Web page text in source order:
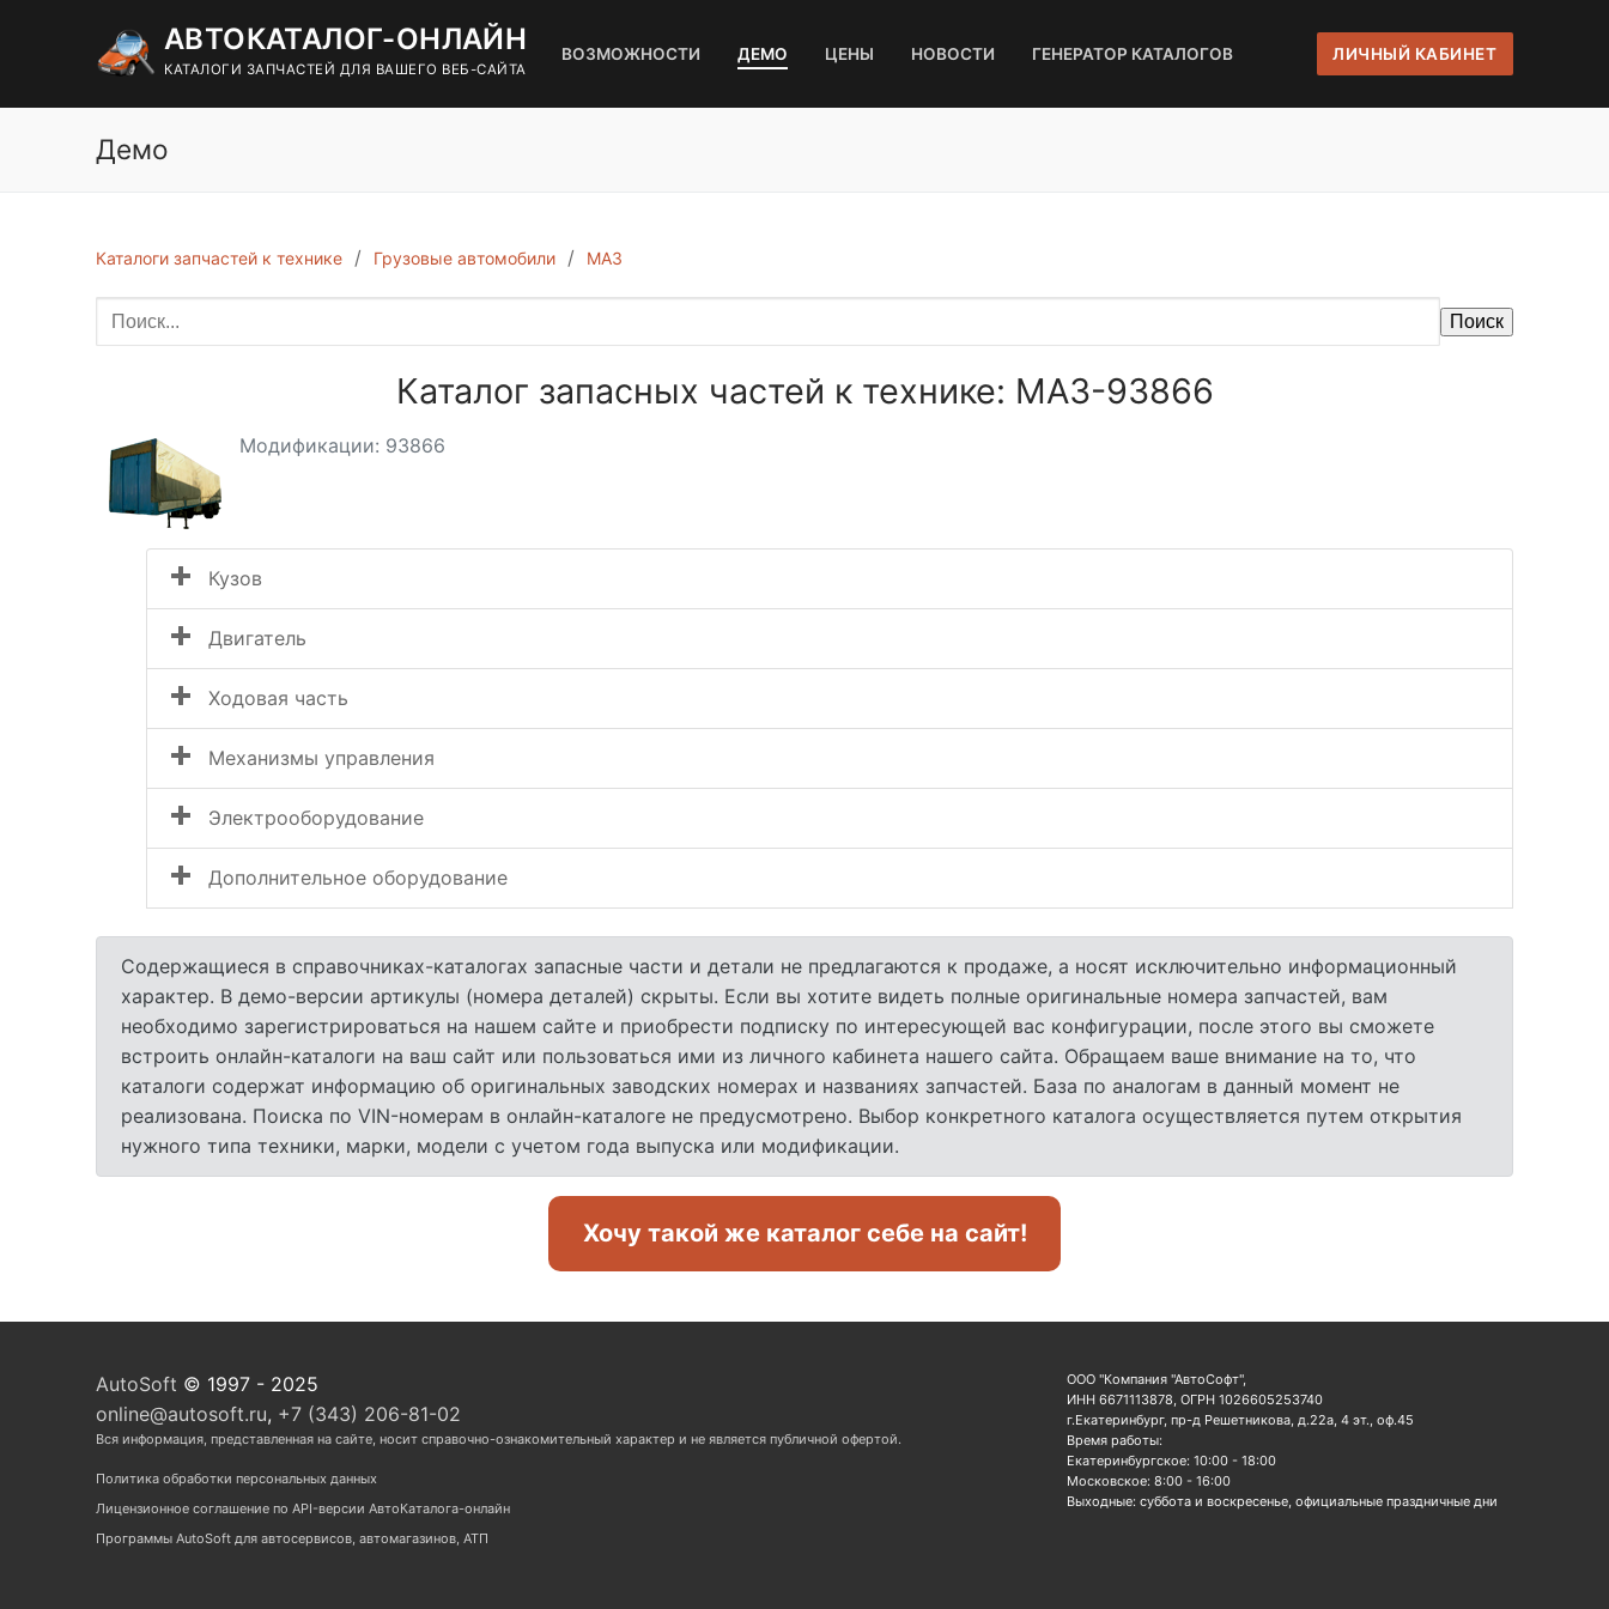
содержимому
АВТОКАТАЛОГ-ОНЛАЙН
КАТАЛОГИ ЗАПЧАСТЕЙ ДЛЯ ВАШЕГО ВЕБ-САЙТА
ВОЗМОЖНОСТИ ДЕМО ЦЕНЫ НОВОСТИ ГЕНЕРАТОР КАТАЛОГОВ ЛИЧНЫЙ КАБИНЕТ
Демо
Каталоги запчастей к технике Грузовые автомобили МАЗ
Поиск
Каталог запасных частей к технике: МАЗ-93866
Модификации: 93866
Кузов
Двигатель
Ходовая часть
Механизмы управления
Электрооборудование
Дополнительное оборудование
Содержащиеся в справочниках-каталогах запасные части и детали не предлагаются к продаже, а носят исключительно информационный
характер. В демо-версии артикулы (номера деталей) скрыты. Если вы хотите видеть полные оригинальные номера запчастей, вам
необходимо зарегистрироваться на нашем сайте и приобрести подписку по интересующей вас конфигурации, после этого вы сможете
встроить онлайн-каталоги на ваш сайт или пользоваться ими из личного кабинета нашего сайта. Обращаем ваше внимание на то, что
каталоги содержат информацию об оригинальных заводских номерах и названиях запчастей. База по аналогам в данный момент не
реализована. Поиска по VIN-номерам в онлайн-каталоге не предусмотрено. Выбор конкретного каталога осуществляется путем открытия
нужного типа техники, марки, модели с учетом года выпуска или модификации.
Хочу такой же каталог себе на сайт!
AutoSoft © 1997 - 2025
online@autosoft.ru, +7 (343) 206-81-02
Вся информация, представленная на сайте, носит справочно-ознакомительный характер и не является публичной офертой.
Политика обработки персональных данных
Лицензионное соглашение по API-версии АвтоКаталога-онлайн
Программы AutoSoft для автосервисов, автомагазинов, АТП
ООО "Компания "АвтоСофт",
ИНН 6671113878, ОГРН 1026605253740
г.Екатеринбург, пр-д Решетникова, д.22а, 4 эт., оф.45
Время работы:
Екатеринбургское: 10:00 - 18:00
Московское: 8:00 - 16:00
Выходные: суббота и воскресенье, официальные праздничные дни